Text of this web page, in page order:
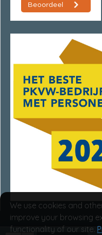
We use cookies and
improve your browsing
functionality of our site.